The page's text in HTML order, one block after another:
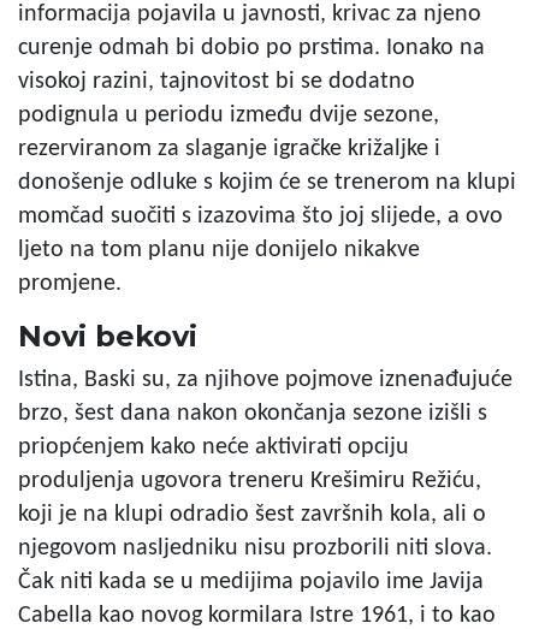
informacija pojavila u javnosti, krivac za njeno
curenje odmah bi dobio po prstima. Ionako na
visokoj razini, tajnovitost bi se dodatno
podignula u periodu između dvije sezone,
rezerviranom za slaganje igračke križaljke i
donošenje odluke s kojim će se trenerom na klupi
momčad suočiti s izazovima što joj slijede, a ovo
ljeto na tom planu nije donijelo nikakve
promjene.
Novi bekovi
Istina, Baski su, za njihove pojmove iznenađujuće
brzo, šest dana nakon okončanja sezone izišli s
priopćenjem kako neće aktivirati opciju
produljenja ugovora treneru Krešimiru Režiću,
koji je na klupi odradio šest završnih kola, ali o
njegovom nasljedniku nisu prozborili niti slova.
Čak niti kada se u medijima pojavilo ime Javija
Cabella kao novog kormilara Istre 1961, i to kao